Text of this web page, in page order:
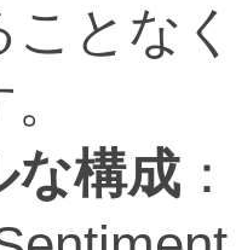
ことな
な構成